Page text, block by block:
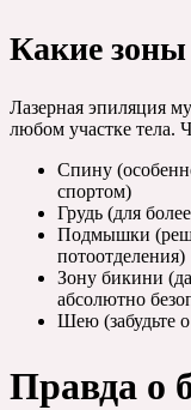
Какие зоны
Лазерная эпиляция
любом участке тела.
Спину
спортом)
Грудь (для
Подмышки
потоотделения)
Зону бикини
абсолютно
Шею (забудьте
Правда о